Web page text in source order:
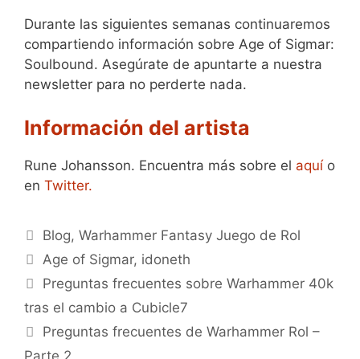
Durante las siguientes semanas continuaremos
compartiendo información sobre Age of Sigmar:
Soulbound. Asegúrate de apuntarte a nuestra
newsletter para no perderte nada.
Información del artista
Rune Johansson. Encuentra más sobre el aquío
en Twitter.
Categorías
Blog,Warhammer Fantasy Juego de Rol
Etiquetas
Age of Sigmar, idoneth
Preguntas frecuentes sobre Warhammer 40k
tras el cambio a Cubicle7
Preguntas frecuentes de Warhammer Rol –
Parte 2